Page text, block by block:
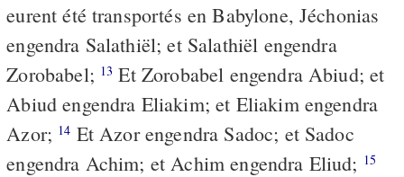
eurent été transportés en Babylone, Jéchonias
engendra Salathiël; et Salathiël engendra
Zorobabel; 13 Et Zorobabel engendra Abiud; et
Abiud engendra Eliakim; et Eliakim engendra
Azor; 14 Et Azor engendra Sadoc; et Sadoc
engendra Achim; et Achim engendra Eliud; 15